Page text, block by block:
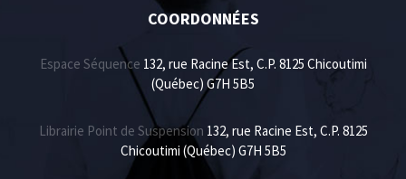
COORDONNÉES
Espace Séquence 132, rue Racine Est, C.P. 8125 Chicoutimi
(Québec) G7H 5B5
Librairie Point de Suspension 132, rue Racine Est, C.P. 8125
Chicoutimi (Québec) G7H 5B5